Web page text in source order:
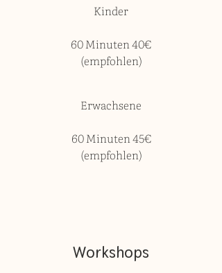
Kinder
60 Minuten 40€
(empfohlen)
Erwachsene
60 Minuten 45€
(empfohlen)
Workshops